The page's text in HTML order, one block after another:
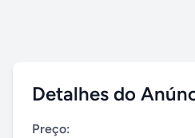
Detalhes do
Preço: